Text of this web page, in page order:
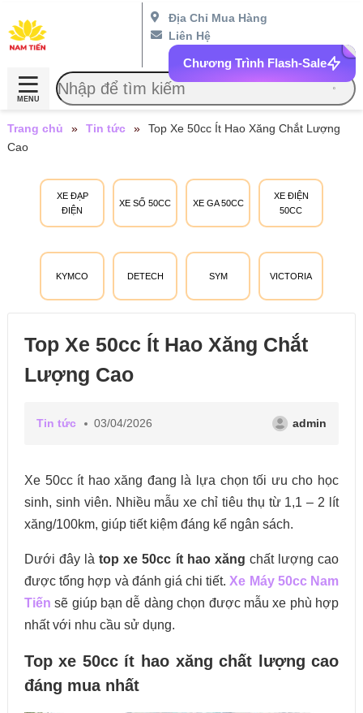
Địa Chỉ Mua Hàng
Liên Hệ
Chương Trình Flash-Sale
MENU
XE ĐẠP
ĐIỆN
XE SỐ 50CC XE GA 50CC
XE ĐIỆN
50CC
KYMCO DETECH SYM VICTORIA
Trang chủ » Tin tức »
Top Xe 50cc Ít Hao Xăng Chắt Lượng
Cao
Top Xe 50cc Ít Hao Xăng Chắt
Lượng Cao
Tin tức 03/04/2026 admin
Xe 50cc ít hao xăng đang là lựa chọn tối ưu cho học
sinh, sinh viên. Nhiều mẫu xe chỉ tiêu thụ từ 1,1 – 2 lít
xăng/100km, giúp tiết kiệm đáng kể ngân sách.
Dưới đây làtop xe 50cc ít hao xăng chất lượng cao
được tổng hợp và đánh giá chi tiết.Xe Máy 50cc Nam
Tiến sẽ giúp bạn dễ dàng chọn được mẫu xe phù hợp
nhất với nhu cầu sử dụng.
Top xe 50cc ít hao xăng chất lượng cao
đáng mua nhất